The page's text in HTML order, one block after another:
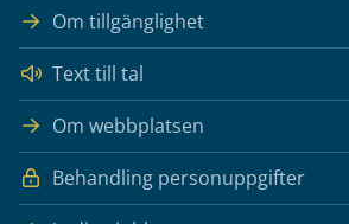
Om tillgänglighet
Text till tal
Om webbplatsen
Behandling personuppgifter